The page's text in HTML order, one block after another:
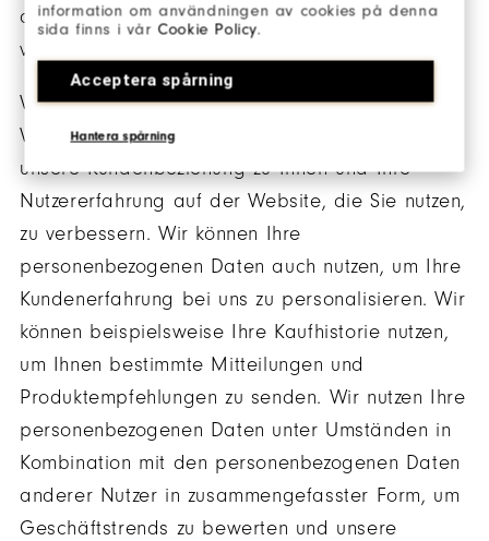
information om användningen av cookies på denna
sida finns i vårCookie Policy.
Acceptera spårning
Hantera spårning
durch ein für uns geltendes Gesetz dazu
verpflichtet sind.
Wir nutzen personenbezogene Daten, um unsere
Website, Produkte und Dienstleistungen sowie
unsere Kundenbeziehung zu Ihnen und Ihre
Nutzererfahrung auf der Website, die Sie nutzen,
zu verbessern. Wir können Ihre
personenbezogenen Daten auch nutzen, um Ihre
Kundenerfahrung bei uns zu personalisieren. Wir
können beispielsweise Ihre Kaufhistorie nutzen,
um Ihnen bestimmte Mitteilungen und
Produktempfehlungen zu senden. Wir nutzen Ihre
personenbezogenen Daten unter Umständen in
Kombination mit den personenbezogenen Daten
anderer Nutzer in zusammengefasster Form, um
Geschäftstrends zu bewerten und unsere